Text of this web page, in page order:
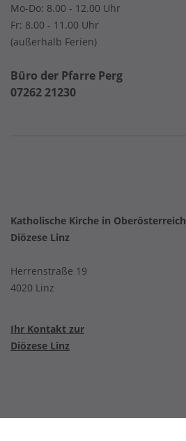
Mo-Do: 8.00 - 12.00 Uhr
Fr: 8.00 - 11.00 Uhr
(außerhalb Ferien)
Büro der Pfarre Perg
07262 21230
Katholische Kirche in Oberösterreich
Diözese Linz
Herrenstraße 19
4020 Linz
Ihr Kontakt zur
Diözese Linz